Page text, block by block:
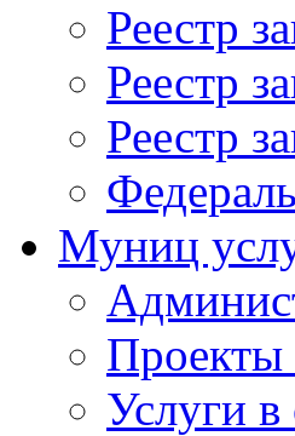
Реестр
Реестр
Реестр
Муниц
Проекты
Услуги в